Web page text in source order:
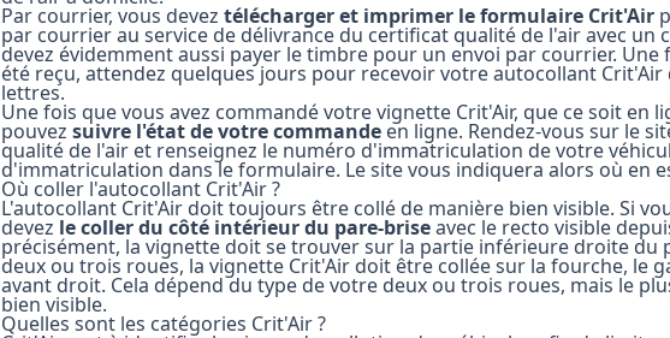
Par courrier, vous devez télécharger et imprimer le formulaire Crit'Air
par courrier au service de délivrance du certificat qualité de l'air avec un
devez évidemment aussi payer le timbre pour un envoi par courrier. Une
été reçu, attendez quelques jours pour recevoir votre autocollant
lettres.
Une fois que vous avez commandé votre vignette Crit'Air, que ce soit en
pouvez suivre l'état de votre commandeen ligne. Rendez-vous sur le
qualité de l'air et renseignez le numéro d'immatriculation de votre
d'immatriculation dans le formulaire. Le site vous indiquera alors où en
Où coller l'autocollant Crit'Air ?
L'autocollant Crit'Air doit toujours être collé de manière bien visible. Si
devez le coller du côté intérieur du pare-briseavec le recto visible
précisément, la vignette doit se trouver sur la partie inférieure droite du
deux ou trois roues, la vignette Crit'Air doit être collée sur la fourche, le
avant droit. Cela dépend du type de votre deux ou trois roues, mais le
bien visible.
Quelles sont les catégories Crit'Air ?